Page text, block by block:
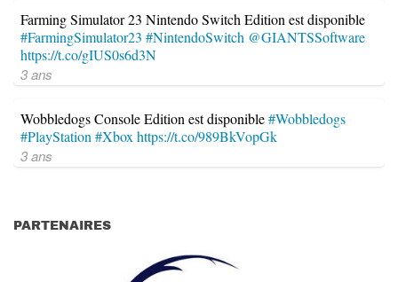
Farming Simulator 23 Nintendo Switch Edition est disponible
#FarmingSimulator23 #NintendoSwitch @GIANTSSoftware
https://t.co/gIUS0s6d3N
3 ans
Wobbledogs Console Edition est disponible#Wobbledogs
#PlayStation#Xboxhttps://t.co/989BkVopGk
3 ans
PARTENAIRES